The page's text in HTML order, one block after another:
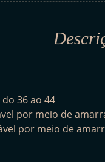
36 ao 44
por meio de
por meio de